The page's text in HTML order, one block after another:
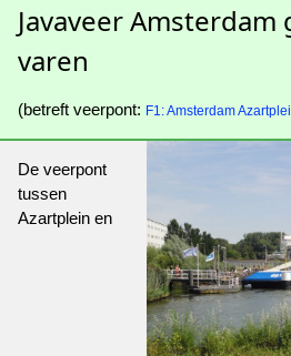
Javaveer
varen
(betreft veerpont: F1: Amsterdam
De veerpont
tussen
Azartplein en